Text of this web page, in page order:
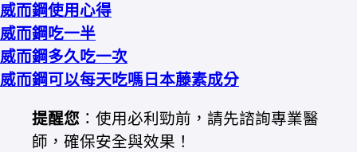
威而鋼使用心得
威而鋼吃一半
威而鋼多久吃一次
威而鋼可以每天吃嗎 日本藤素成分
提醒您 ：使用必利勁前，請先諮詢專業醫
師，確保安全與效果！